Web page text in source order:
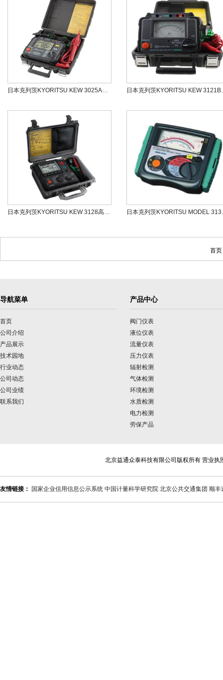
日本克列茨KYORITSU KEW 3025A高压绝缘测试仪 日本克列
日本克列茨KYORITSU KEW 3128高压绝缘测试仪 日本克
首
导航菜单
首页
公司介绍
产品展示
技术园地
行业动态
公司动态
公司业绩
联系我们
产品中心
阀门仪表
液位仪表
流量仪表
压力仪表
辐射检测
气体检测
环境检测
水质检测
电力检测
劳保产品
北京益通众泰科技有限公司版权所有 营业执
友情链接： 国家企业信用信息公示系统 中国计量科学研究院 北京公共交通集团 顺丰